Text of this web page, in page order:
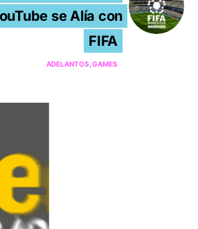
se Alía con
FIFA
ADELANTOS GAMES